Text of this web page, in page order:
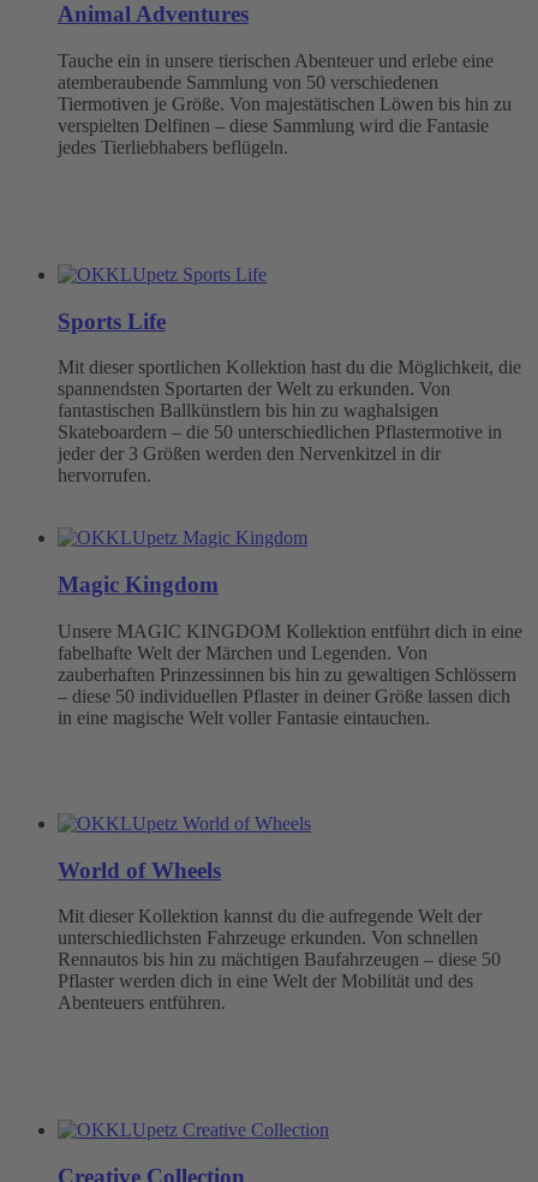
Animal Adventures
Tauche ein in unsere tierischen Abenteuer und erlebe eine
atemberaubende Sammlung von 50 verschiedenen
Tiermotiven je Größe. Von majestätischen Löwen bis hin zu
verspielten Delfinen – diese Sammlung wird die Fantasie
jedes Tierliebhabers beflügeln.
Sports Life
Mit dieser sportlichen Kollektion hast du die Möglichkeit, die
spannendsten Sportarten der Welt zu erkunden. Von
fantastischen Ballkünstlern bis hin zu waghalsigen
Skateboardern – die 50 unterschiedlichen Pflastermotive in
jeder der 3 Größen werden den Nervenkitzel in dir
hervorrufen.
Magic Kingdom
Unsere MAGIC KINGDOM Kollektion entführt dich in eine
fabelhafte Welt der Märchen und Legenden. Von
zauberhaften Prinzessinnen bis hin zu gewaltigen Schlössern
– diese 50 individuellen Pflaster in deiner Größe lassen dich
in eine magische Welt voller Fantasie eintauchen.
World of Wheels
Mit dieser Kollektion kannst du die aufregende Welt der
unterschiedlichsten Fahrzeuge erkunden. Von schnellen
Rennautos bis hin zu mächtigen Baufahrzeugen – diese 50
Pflaster werden dich in eine Welt der Mobilität und des
Abenteuers entführen.
Creative Collection